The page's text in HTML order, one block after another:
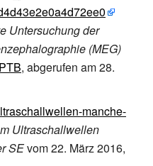
Untersuchung der
(MEG)
PTB, abgerufen am 28.
manche-
Ultraschallwellen
SEvom 22. März 2016,